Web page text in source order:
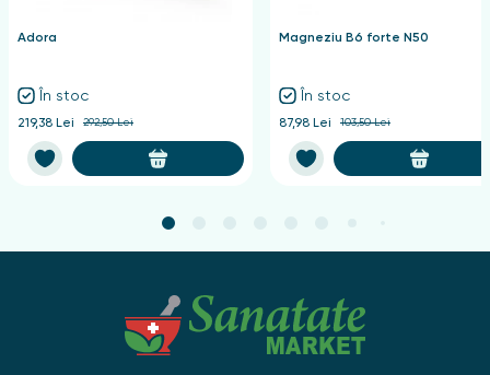
Adora
În stoc
219,38 Lei 292,50 Lei
Magneziu B6 forte N50
În stoc
87,98 Lei 103,50 Lei